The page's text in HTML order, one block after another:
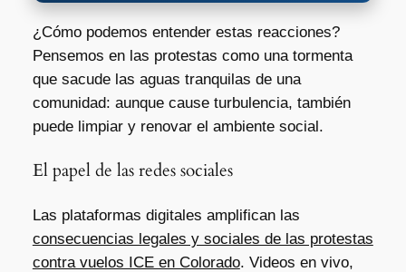
¿Cómo podemos entender estas reacciones?
Pensemos en las protestas como una tormenta
que sacude las aguas tranquilas de una
comunidad: aunque cause turbulencia, también
puede limpiar y renovar el ambiente social.
El papel de las redes sociales
Las plataformas digitales amplifican las
consecuencias legales y sociales de las protestas
contra vuelos ICE en Colorado. Videos en vivo,